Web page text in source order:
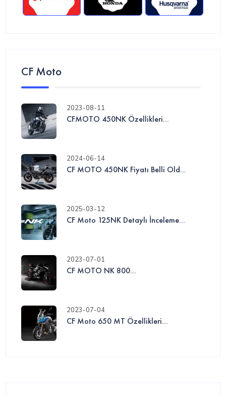
CF Moto
2023-08-11
CFMOTO 450NK Özellikleri...
2024-06-14
CF MOTO 450NK Fiyatı Belli Old...
2025-03-12
CF Moto 125NK Detaylı İnceleme...
2023-07-01
CF MOTO NK 800...
2023-07-04
CF Moto 650 MT Özellikleri...